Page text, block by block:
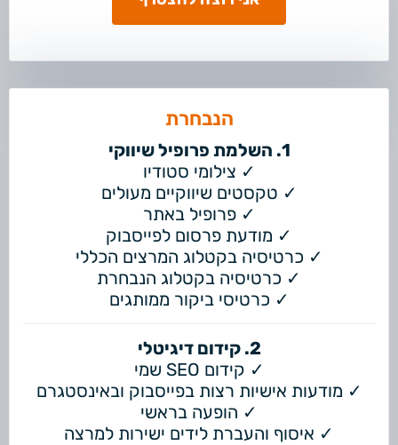
הנבחרת
1. השלמת פרופיל שיווקי
✓ צילומי סטודיו
✓ טקסטים שיווקיים מעולים
✓ פרופיל באתר
✓ מודעת פרסום לפייסבוק
✓ כרטיסיה בקטלוג המרצים הכללי
✓ כרטיסיה בקטלוג הנבחרת
✓ כרטיסי ביקור ממותגים
2. קידום דיגיטלי
✓ קידום SEO שמי
✓ מודעות אישיות רצות בפייסבוק ובאינסטגרם
✓ הופעה בראשי
✓ איסוף והעברת לידים ישירות למרצה